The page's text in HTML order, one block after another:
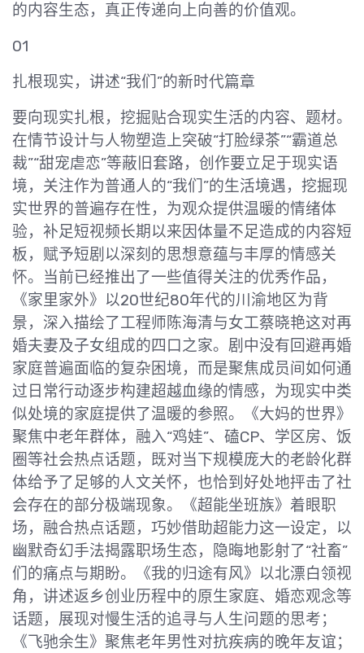
的内容生态，真正传递向上向善的价值观。
01
扎根现实，讲述“我们”的新时代篇章
要向现实扎根，挖掘贴合现实生活的内容、题材。
在情节设计与人物塑造上突破“打脸绿茶”“霸道总
裁”“甜宠虐恋”等蔽旧套路，创作要立足于现实语
境，关注作为普通人的“我们”的生活境遇，挖掘现
实世界的普遍存在性，为观众提供温暖的情绪体
验，补足短视频长期以来因体量不足造成的内容短
板，赋予短剧以深刻的思想意蕴与丰厚的情感关
怀。当前已经推出了一些值得关注的优秀作品，
《家里家外》以20世纪80年代的川渝地区为背
景，深入描绘了工程师陈海清与女工蔡晓艳这对再
婚夫妻及子女组成的四口之家。剧中没有回避再婚
家庭普遍面临的复杂困境，而是聚焦成员间如何通
过日常行动逐步构建超越血缘的情感，为现实中类
似处境的家庭提供了温暖的参照。《大妈的世界》
聚焦中老年群体，融入“鸡娃”、磕CP、学区房、饭
圈等社会热点话题，既对当下规模庞大的老龄化群
体给予了足够的人文关怀，也恰到好处地抨击了社
会存在的部分极端现象。《超能坐班族》着眼职
场，融合热点话题，巧妙借助超能力这一设定，以
幽默奇幻手法揭露职场生态，隐晦地影射了“社畜”
们的痛点与期盼。《我的归途有风》以北漂白领视
角，讲述返乡创业历程中的原生家庭、婚恋观念等
话题，展现对慢生活的追寻与人生问题的思考；
《飞驰余生》聚焦老年男性对抗疾病的晚年友谊；